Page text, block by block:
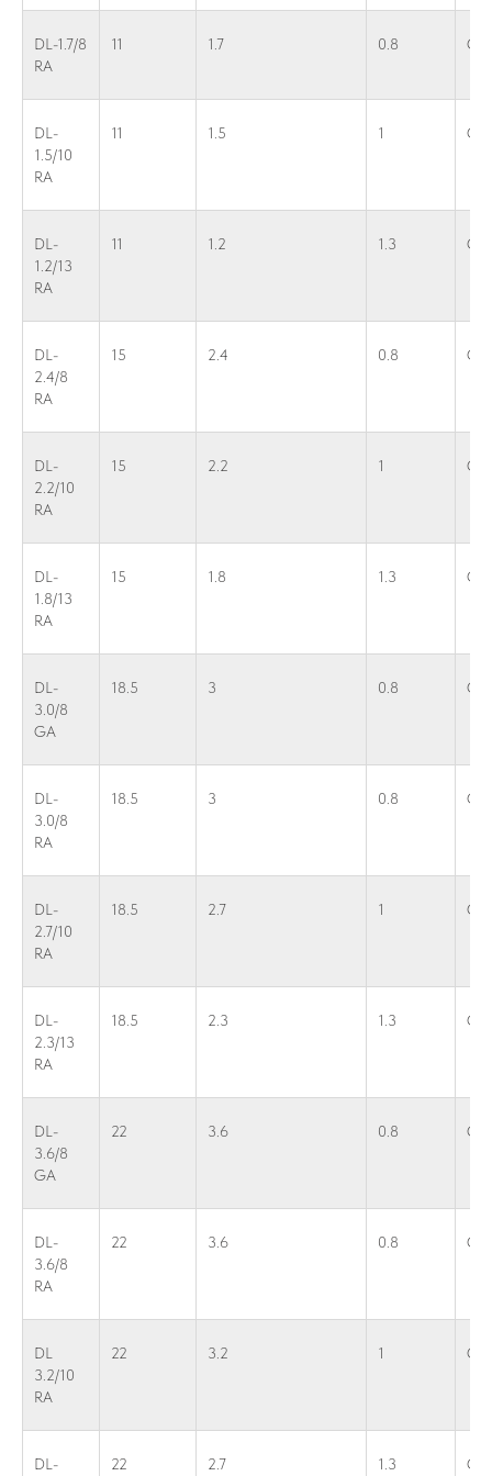
DL-1.7/8
RA
11 1.7 0.8 G1
DL-
1.5/10
RA
11 1.5 1 G1
DL-
1.2/13
RA
11 1.2 1.3 G1
DL-
2.4/8
RA
15 2.4 0.8 G1
DL-
2.2/10
RA
15 2.2 1 G1
DL-
1.8/13
RA
15 1.8 1.3 G1
DL-
3.0/8
GA
18.5 3 0.8 G1
DL-
3.0/8
RA
18.5 3 0.8 G1
DL-
2.7/10
RA
18.5 2.7 1 G1
DL-
2.3/13
RA
18.5 2.3 1.3 G1
DL-
3.6/8
GA
22 3.6 0.8 G1
DL-
3.6/8
RA
22 3.6 0.8 G1
DL
3.2/10
RA
22 3.2 1 G1
DL-
22 2.7 1.3 G1